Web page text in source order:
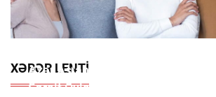
XƏBƏR LENTI
Azər Aslanov: Azərbaycanda
Şərait Övladlarımızın Sağlam Və